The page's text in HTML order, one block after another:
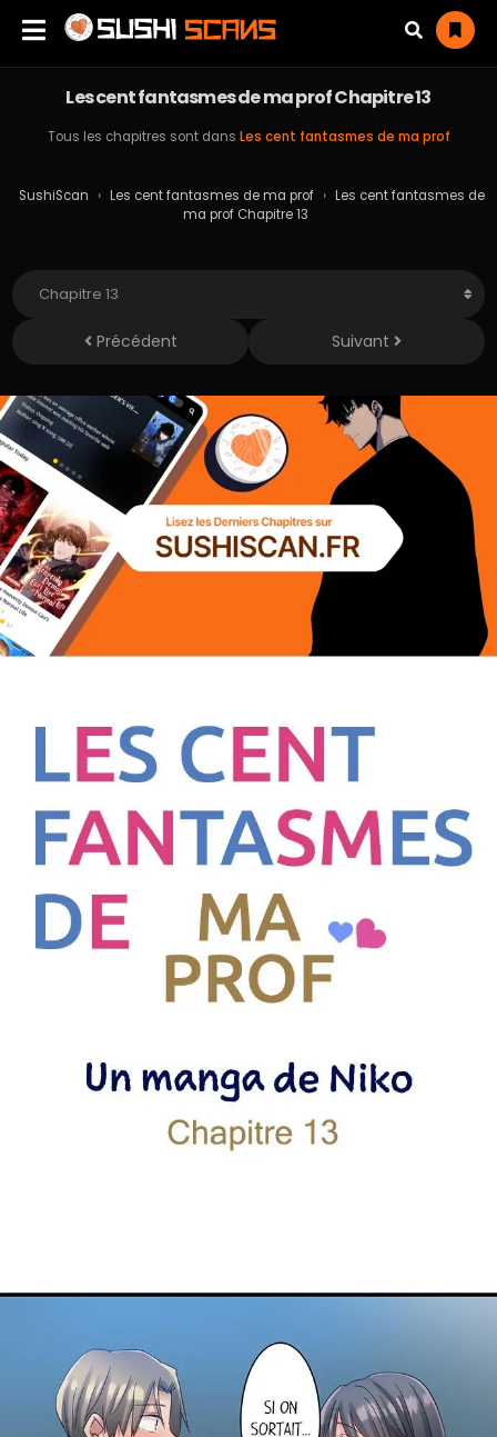
Les cent fantasmes de ma prof Chapitre 13
Tous les chapitres sont dans Les cent fantasmes de ma prof
SushiScan › Les cent fantasmes de ma prof › Les cent fantasmes de
ma prof Chapitre 13
Précédent Suivant